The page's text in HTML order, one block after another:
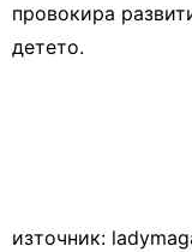
провокира
детето.
източник: